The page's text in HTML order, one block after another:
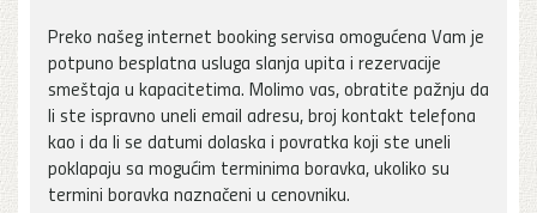
Preko našeg internet booking servisa omogućena Vam je
potpuno besplatna usluga slanja upita i rezervacije
smeštaja u kapacitetima. Molimo vas, obratite pažnju da
li ste ispravno uneli email adresu, broj kontakt telefona
kao i da li se datumi dolaska i povratka koji ste uneli
poklapaju sa mogućim terminima boravka, ukoliko su
termini boravka naznačeni u cenovniku.